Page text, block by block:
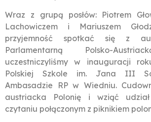
Wraz z grupą posłów: Piotrem
Lachowiczem i Mariuszem
przyjemność spotkać się z
Parlamentarną Polsko-
uczestniczyliśmy w inauguracji
Polskiej Szkole im. Jana III
Ambasadzie RP w Wiedniu.
austriacka Polonię i wziąć
czytaniu połączonym z piknikiem